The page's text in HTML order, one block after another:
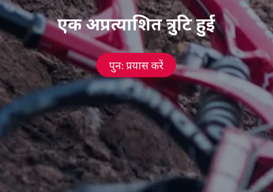
एक अप्रत्याशित त्रुटि हुई
पुनः प्रयास करें